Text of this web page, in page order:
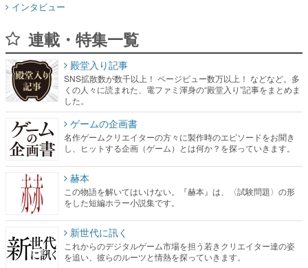
インタビュー
連載・特集一覧
殿堂入り記事
SNS拡散数が数千以上！ ページビュー数万以上！ などなど。多
くの人々に読まれた、電ファミ渾身の“殿堂入り”記事をまとめま
した。
ゲームの企画書
名作ゲームクリエイターの方々に製作時のエピソードをお聞き
し、ヒットする企画（ゲーム）とは何か？を探っていきます。
赫本
この物語を解いてはいけない。『赫本』は、〈試験問題〉の形
をした短編ホラー小説集です。
新世代に訊く
これからのデジタルゲーム市場を担う若きクリエイター達の姿
を追い、彼らのルーツと情熱を探っていきます。